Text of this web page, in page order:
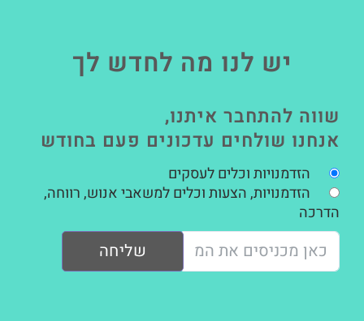
יש לנו מה לחדש לך
שווה להתחבר איתנו,
אנחנו שולחים עדכונים פעם בחודש
הזדמנויות וכלים לעסקים
הזדמנויות, הצעות וכלים למשאבי אנוש, רווחה,
הדרכה
שליחה